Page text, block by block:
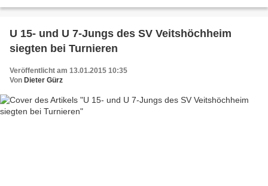
U 15- und U 7-Jungs des SV Veitshöchheim
siegten bei Turnieren
Veröffentlicht am 13.01.2015 10:35
Von Dieter Gürz